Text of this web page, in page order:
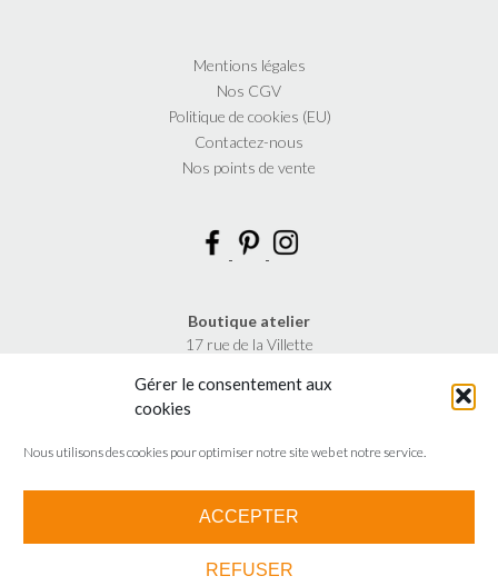
Gérer le consentement aux
cookies
Nous utilisons des cookies pour optimiser notre site web et notre service.
ACCEPTER
REFUSER
Mentions légales
Nos CGV
Politique de cookies (EU)
Contactez-nous
Nos points de vente
Boutique atelier
17 rue de la Villette
Metro JOURDAIN
du mardi au samedi